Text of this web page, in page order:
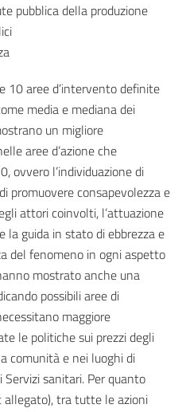
pubblica della produzione
10 aree d’intervento definite
media e mediana dei
un migliore
aree d’azione che
ovvero l’individuazione di
promuovere consapevolezza e
attori coinvolti, l’attuazione
guida in stato di ebbrezza e
del fenomeno in ogni aspetto
mostrato anche una
possibili aree di
maggiore
le politiche sui prezzi degli
comunità e nei luoghi di
sanitari. Per quanto
allegato), tra tutte le azioni